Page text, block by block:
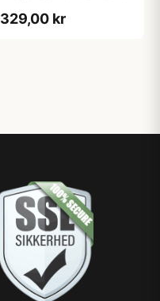
329,00 kr